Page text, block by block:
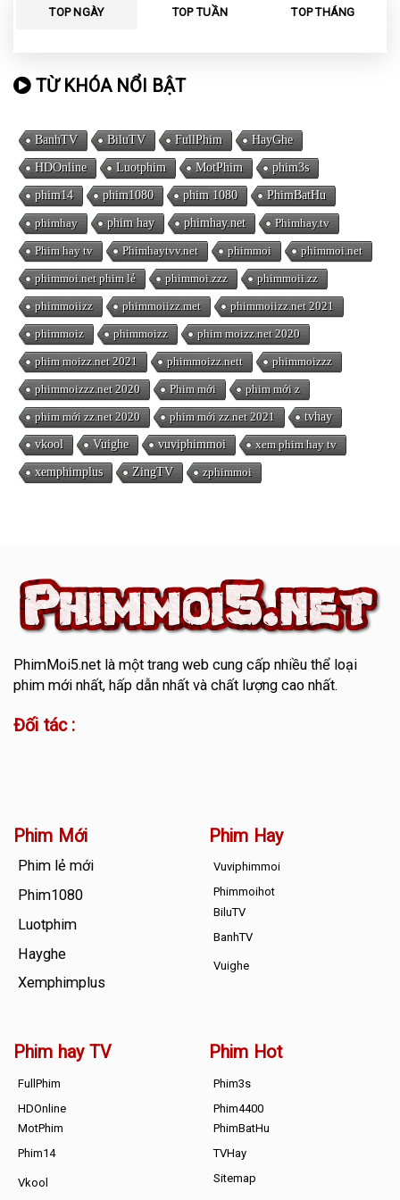
TOP NGÀY TOP TUẦN TOP THÁNG
TỪ KHÓA NỔI BẬT
BanhTV BiluTV FullPhim HayGhe
HDOnline Luotphim MotPhim phim3s
phim14 phim1080 phim 1080 PhimBatHu
phimhay phim hay phimhay.net Phimhay.tv
Phim hay tv Phimhaytvv.net phimmoi phimmoi.net
phimmoi.net phim lẻ phimmoi.zzz phimmoii.zz
phimmoiizz phimmoiizz.met phimmoiizz.net 2021
phimmoiz phimmoizz phim moizz.net 2020
phim moizz.net 2021 phimmoizz.nett phimmoizzz
phimmoizzz.net 2020 Phim mới phim mới z
phim mới zz.net 2020 phim mới zz.net 2021 tvhay
vkool Vuighe vuviphimmoi xem phim hay tv
xemphimplus ZingTV zphimmoi
PhimMoi5.netlà một trang web cung cấp nhiều thể loại
phim mới nhất, hấp dẫn nhất và chất lượng cao nhất.
Đối tác :
Phim Mới
Phim lẻ mới
Phim1080
Luotphim
Hayghe
Xemphimplus
Phim Hay
Vuviphimmoi
Phimmoihot
BiluTV
BanhTV
Vuighe
Phim hay TV
FullPhim
HDOnline
MotPhim
Phim14
Vkool
Phim Hot
Phim3s
Phim4400
PhimBatHu
TVHay
Sitemap